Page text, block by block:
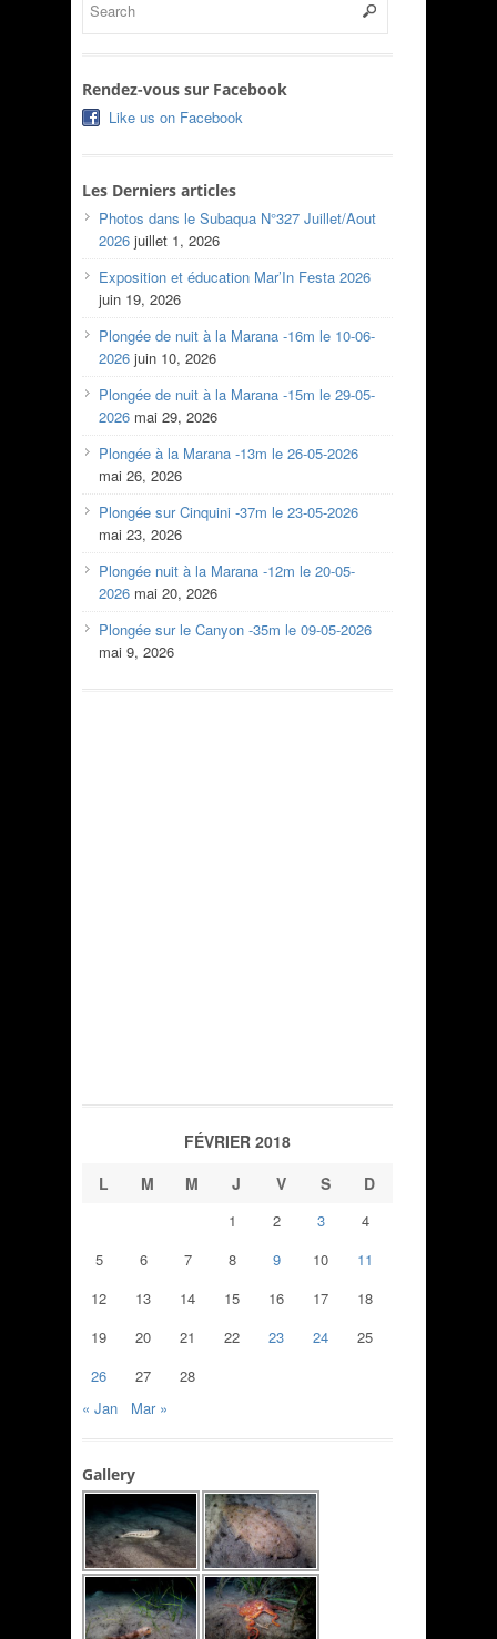
Rendez-vous sur Facebook
Like us on Facebook
Les Derniers articles
Photos dans le Subaqua N°327 Juillet/Aout
2026 juillet 1, 2026
Exposition et éducation Mar’In Festa 2026
juin 19, 2026
Plongée de nuit à la Marana -16m le 10-06-
2026 juin 10, 2026
Plongée de nuit à la Marana -15m le 29-05-
2026 mai 29, 2026
Plongée à la Marana -13m le 26-05-2026
mai 26, 2026
Plongée sur Cinquini -37m le 23-05-2026
mai 23, 2026
Plongée nuit à la Marana -12m le 20-05-
2026 mai 20, 2026
Plongée sur le Canyon -35m le 09-05-2026
mai 9, 2026
FÉVRIER 2018
L
M M J V S D
1 2 3
4
5
6 7 8 9 10
11
12
13 14 15 16 17
18
19
20 21 22 23 24
25
26
27
28
« Jan
Mar »
Gallery